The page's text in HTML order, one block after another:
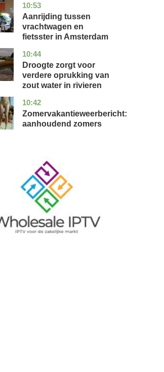
10:53
noord-
holland
nieuws
Aanrijding tussen
vrachtwagen en
fietsster in Amsterdam
10:44
gelderland
nieuws
Droogte zorgt voor
verdere oprukking van
zout water in rivieren
10:42
utrecht
nieuws
Zomervakantieweerbericht:
aanhoudend zomers